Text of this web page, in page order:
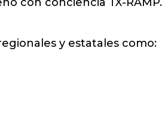
y estatales como: